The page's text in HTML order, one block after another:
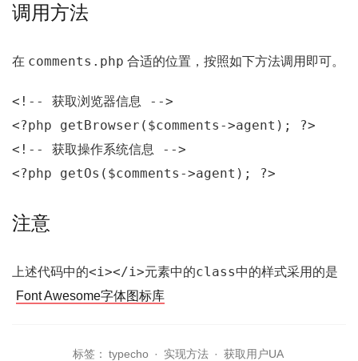
调用方法
在 comments.php 合适的位置，按照如下方法调用即可。
<!-- 获取浏览器信息 -->
<?php getBrowser($comments->agent);
?>
<!-- 获取操作系统信息 -->
<?php getOs($comments->agent); ?>
注意
上述代码中的<i></i>元素中的class中的样式采用的是
Font Awesome字体图标库
标签： typecho · 实现方法 · 获取用户UA